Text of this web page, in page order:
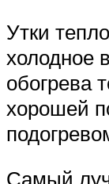
Утки
холодное
обогрева
хорошей
Самый